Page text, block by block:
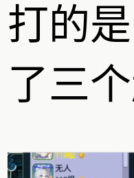
打的
了三